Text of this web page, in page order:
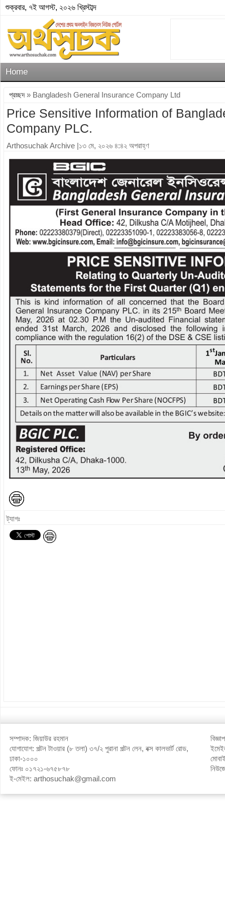
শুক্রবার, ৭ই আগস্ট, ২০২৬ খ্রিস্টাব্দ
Home
প্রচ্ছদ» Bangladesh General Insurance Company Ltd
Price Sensitive Information of
Company PLC.
Arthosuchak Archive |১৩ মে, ২০২৬ ৪:৪২ অপরাহ্ণ
ট্যাগঃ
সম্পাদক: জিয়াউর রহমান
যোগাযোগ: পল্টন টাওয়ার (৮ তলা) ৩৭/২ পুরানা পল্টন লেন, বক্স কালভার্ট রোড,
ঢাকা-১০০০
ফোনঃ ০১৭২১-৬৭৫৮৭৮
ই-মেইল: arthosuchak@gmail.com